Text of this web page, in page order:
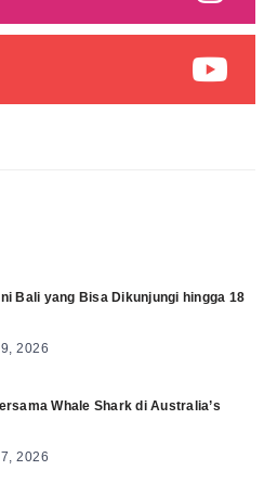
Bali yang Bisa Dikunjungi hingga 18
2026
Whale Shark di Australia’s
2026